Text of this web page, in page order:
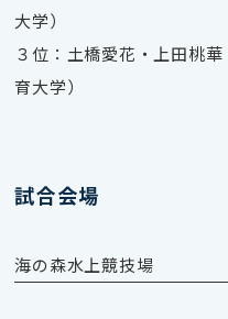
大学）
３位：土橋愛花・上田桃
育大学）
試合会場
海の森水上競技場